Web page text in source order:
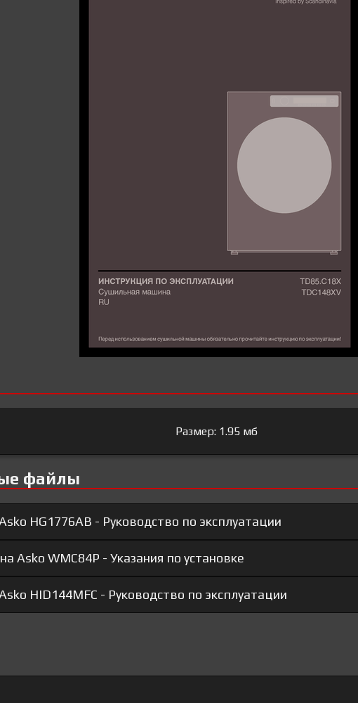
Размер: 1.95 мб
файлы
HG1776AB - Руководство по эксплуатации
Asko WMC84P - Указания по установке
HID144MFC - Руководство по эксплуатации